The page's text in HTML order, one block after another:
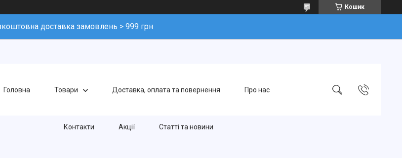
Кошик
доставка замовлень > 999 грн
Головна Товари Доставка, оплата та повернення Про нас
Контакти Акції Статті та новини